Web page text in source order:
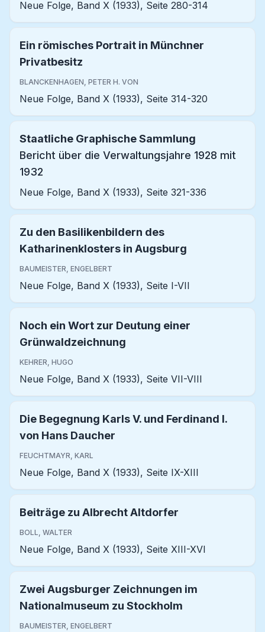
Neue Folge, Band X (1933), Seite 280-314
Ein römisches Portrait in Münchner
Privatbesitz
BLANCKENHAGEN, PETER H. VON
Neue Folge, Band X (1933), Seite 314-320
Staatliche Graphische Sammlung
Bericht über die Verwaltungsjahre 1928 mit
1932
Neue Folge, Band X (1933), Seite 321-336
Zu den Basilikenbildern des
Katharinenklosters in Augsburg
BAUMEISTER, ENGELBERT
Neue Folge, Band X (1933), Seite I-VII
Noch ein Wort zur Deutung einer
Grünwaldzeichnung
KEHRER, HUGO
Neue Folge, Band X (1933), Seite VII-VIII
Die Begegnung Karls V. und Ferdinand I.
von Hans Daucher
FEUCHTMAYR, KARL
Neue Folge, Band X (1933), Seite IX-XIII
Beiträge zu Albrecht Altdorfer
BOLL, WALTER
Neue Folge, Band X (1933), Seite XIII-XVI
Zwei Augsburger Zeichnungen im
Nationalmuseum zu Stockholm
BAUMEISTER, ENGELBERT